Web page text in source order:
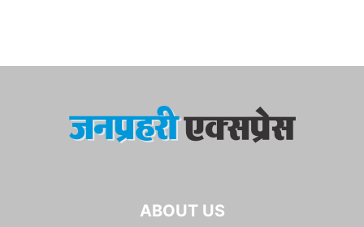
ABOUT US